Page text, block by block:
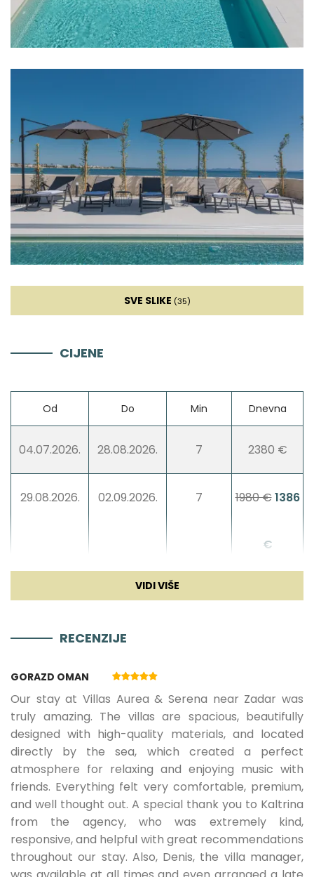
Pegla za robu
Ručnici
Kuhinja
Štednjak
Pećnica
Frižider
Kuhalo za vodu
Ledomat
Aparat za kavu
Blender
Kauč na razvlačenje
Zabava
Igraća konzola
Netflix
SVE SLIKE (35)
CIJENE
Od Do Min Dnevna
04.07.2026. 28.08.2026. 7 2380 €
29.08.2026. 02.09.2026. 7 1980 €1386
€
18.09.2026.
19.09.2026. 18.12.2026.
09.01.2027. 26.03.2027. 5 940 €846 €
27.03.2027. 04.06.2027. 5 1140 €1026
€
RECENZIJE
GORAZD OMAN
Our stay at Villas Aurea & Serena near Zadar was
truly amazing. The villas are spacious, beautifully
designed with high-quality materials, and located
directly by the sea, which created a perfect
atmosphere for relaxing and enjoying music with
friends. Everything felt very comfortable, premium,
and well thought out. A special thank you to Kaltrina
from the agency, who was extremely kind,
responsive, and helpful with great recommendations
throughout our stay. Also, Denis, the villa manager,